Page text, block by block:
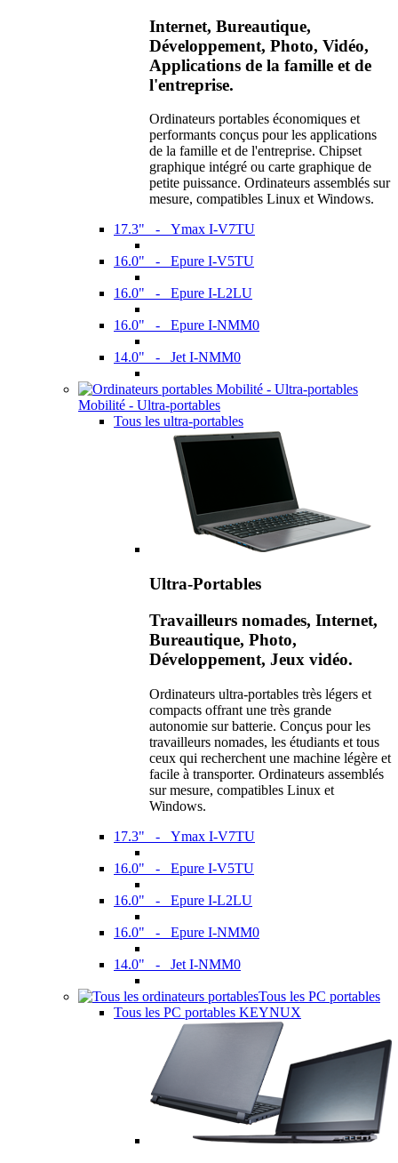
Internet, Bureautique,
Développement, Photo, Vidéo,
Applications de la famille et de
l'entreprise.
Ordinateurs portables économiques et
performants conçus pour les applications
de la famille et de l'entreprise. Chipset
graphique intégré ou carte graphique de
petite puissance. Ordinateurs assemblés sur
mesure, compatibles Linux et Windows.
17.3" - Ymax I-V7TU
16.0" - Epure I-V5TU
16.0" - Epure I-L2LU
16.0" - Epure I-NMM0
14.0" - Jet I-NMM0
Mobilité - Ultra-portables
Tous les ultra-portables
Ultra-Portables
Travailleurs nomades, Internet,
Bureautique, Photo,
Développement, Jeux vidéo.
Ordinateurs ultra-portables très légers et
compacts offrant une très grande
autonomie sur batterie. Conçus pour les
travailleurs nomades, les étudiants et tous
ceux qui recherchent une machine légère et
facile à transporter. Ordinateurs assemblés
sur mesure, compatibles Linux et
Windows.
17.3" - Ymax I-V7TU
16.0" - Epure I-V5TU
16.0" - Epure I-L2LU
16.0" - Epure I-NMM0
14.0" - Jet I-NMM0
Tous les PC portables
Tous les PC portables KEYNUX